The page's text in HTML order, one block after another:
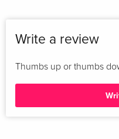
Write a review
Thumbs up or thumbs